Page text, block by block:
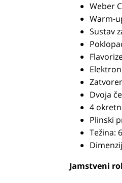
Weber
Warm-
Sustav
Dvoja
4
Plinski
Težina:
Jamstveni